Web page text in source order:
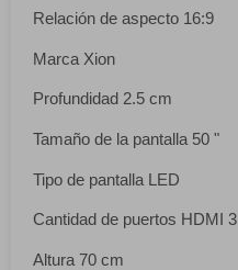
Relación de aspecto 16:9
Marca Xion
Profundidad 2.5 cm
Tamaño de la pantalla 50 "
Tipo de pantalla LED
Cantidad de puertos HDMI 3
Altura 70 cm